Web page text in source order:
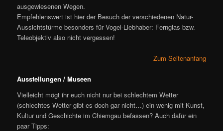
ausgewiesenen Wegen.
Empfehlenswert ist hier der Besuch der verschiedenen Natur-
Aussichtstürme besonders für Vogel-Liebhaber: Fernglas bzw.
Teleobjektiv also nicht vergessen!
Zum Seitenanfang
Ausstellungen / Museen
Vielleicht mögt ihr euch nicht nur bei schlechtem Wetter
(schlechtes Wetter gibt es doch gar nicht…) ein wenig mit Kunst,
Kultur und Geschichte im Chiemgau befassen? Auch dafür ein
paar Tipps: